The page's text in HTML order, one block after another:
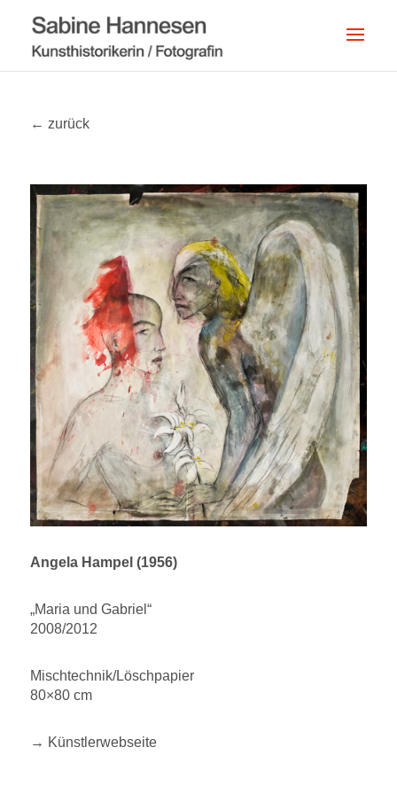
← zurück
Angela Hampel (1956)
„Maria und Gabriel“
2008/2012
Mischtechnik/Löschpapier
80×80 cm
→ Künstlerwebseite